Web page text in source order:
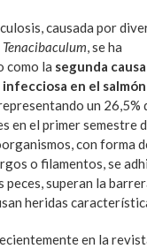
causada por
Tenacibaculum, se ha
como la segunda
en el
un 26,5%
en el primer semestre
con forma
o filamentos, se
peces, superan la
heridas
en la